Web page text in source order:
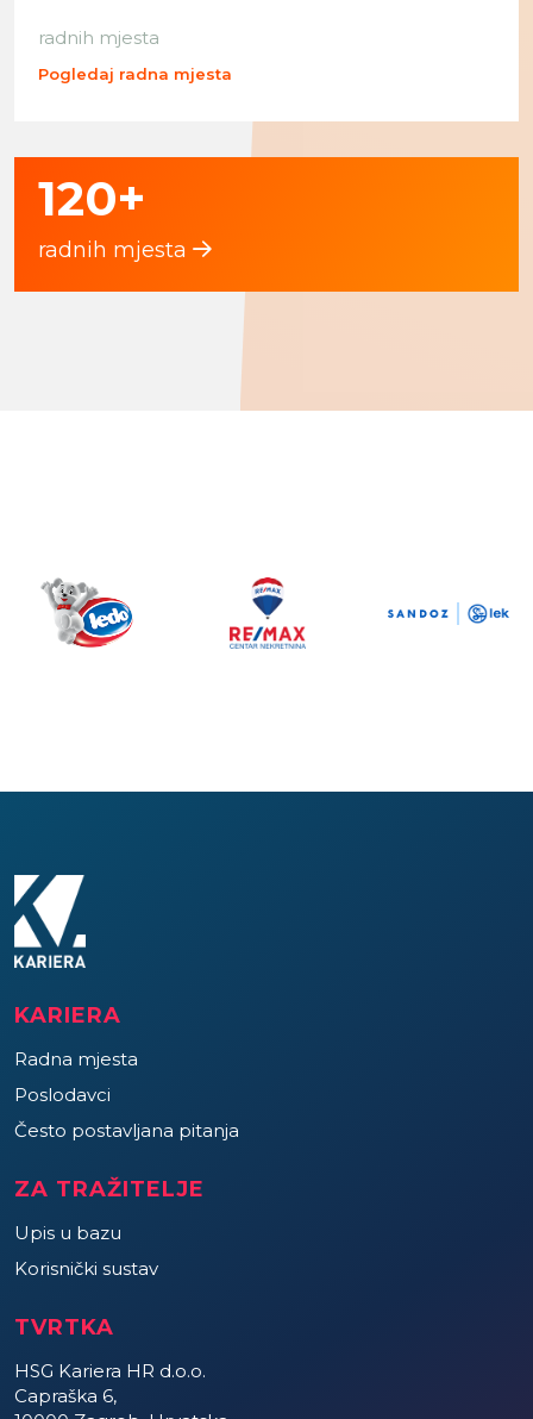
radnih mjesta
Pogledaj radna mjesta
120+
radnih mjesta
KARIERA
Radna mjesta
Poslodavci
Često postavljana pitanja
ZA TRAŽITELJE
Upis u bazu
Korisnički sustav
TVRTKA
HSG Kariera HR d.o.o.
Capraška 6,